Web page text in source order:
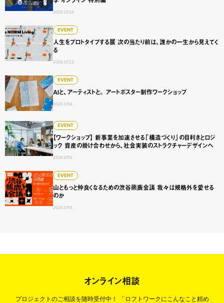
2026.07.24
EVENT
人生をプロトタイプする展 次の当たり前は、誰かの一生から見えてく
る
2026.07.22
人生をプロトタイプする展 次の当たり前は、誰かの一生か
EVENT
AIと、アーティストと。 アートポスター制作ワークショップ
2026.07.14
AIと、アーティストと。 アートポスター制作ワークショップ
EVENT
【ワークショップ】 新事業を加速させる「構造づくり」の目利きとロジ
ック 資産の掛け合わせから、社会実装のストラクチャーデザインへ
2026.07.14
【ワークショップ】 新事業を加速させる「構造づくり」の
EVENT
山ともっと仲良くなるための渋谷熊鹿会議 我々は規格外を愛せる
のか
2026.07.14
山ともっと仲良くなるための渋谷熊鹿会議 我々は規格外を
オンライン相談
プロジェクトのご相談を随時受付中！
「ロフトワークにこんなこと頼め